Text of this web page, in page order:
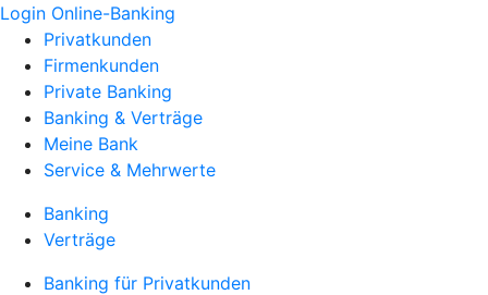
Login Online-Banking
Privatkunden
Firmenkunden
Private Banking
Banking & Verträge
Meine Bank
Service & Mehrwerte
Banking
Verträge
Banking für Privatkunden